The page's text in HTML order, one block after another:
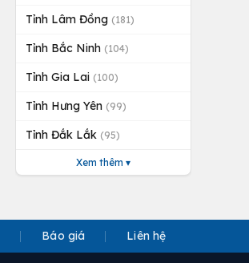
Tỉnh Lâm Đồng (181)
Tỉnh Bắc Ninh (104)
Tỉnh Gia Lai (100)
Tỉnh Hưng Yên (99)
Tỉnh Đắk Lắk (95)
Xem thêm ▾
Báo giá Liên hệ